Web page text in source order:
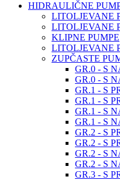
HIDRAULIČNE
LITOLJEVANE
LITOLJEVANE
KLIPNE PUMPE
LITOLJEVANE
ZUPČASTE
GR.0 - S
GR.0 - S
GR.1 - S
GR.1 - S
GR.1 - S
GR.1 - S
GR.2 - S
GR.2 - S
GR.2 - S
GR.2 - S
GR.3 - S